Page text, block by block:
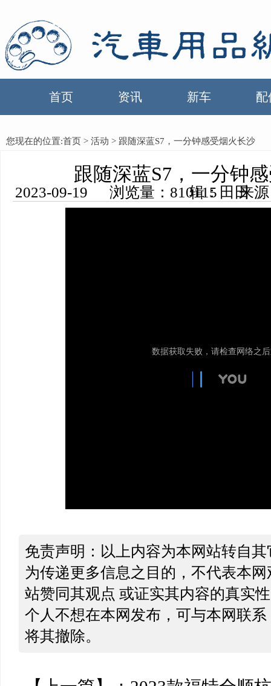
首页 资讯 新车 配
您现在的位置:首页 > 活动 > 跟随深蓝S7，一分钟感受烟火长沙
跟随深蓝S7，一分钟
2023-09-19 浏览量：810115 来源：中国汽车用品网 编辑：田田
免责声明：以上内容为本网站转自
为传递更多信息之目的，不代表本
站赞同其观点 或证实其内容的真实
个人不想在本网发布，可与本网联
将其撤除。